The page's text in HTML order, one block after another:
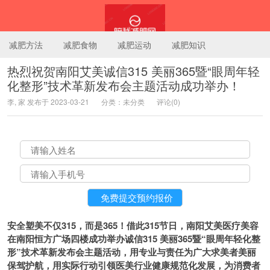
陪我减肥网
减肥方法 减肥食物 减肥运动 减肥知识
热烈祝贺南阳艾美诚信315 美丽365暨“眼周年轻
化整形”技术革新发布会主题活动成功举办！
李, 家 发布于 2023-03-21 分类：未分类 评论(0)
安全塑美不仅315，而是365！借此315节日，南阳艾美医疗美容
在南阳恒方广场四楼成功举办诚信315 美丽365暨“眼周年轻化整
形”技术革新发布会主题活动，用专业与责任为广大求美者美丽
保驾护航，用实际行动引领医美行业健康规范化发展，为消费者